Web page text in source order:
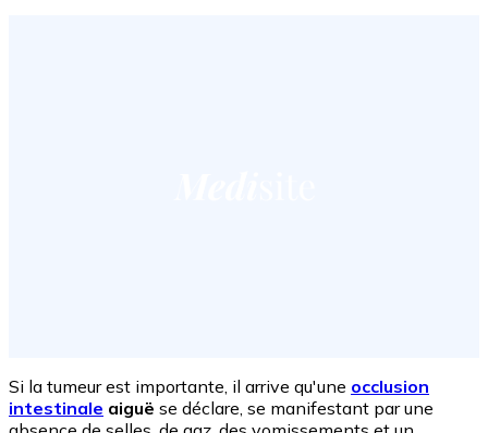
Si la tumeur est importante, il arrive qu'une occlusion
intestinale aiguë se déclare, se manifestant par une